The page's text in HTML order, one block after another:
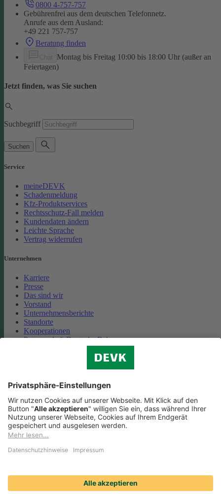
0800 4-757-757
Gebührenfrei aus dem deutschen Telefonnetz.
Anrufe aus dem Ausland:
+49 221 757-757
Beratung finden
Montag bis Freitag 10:00 bis 18:00 Uhr (außer an
Feiertagen)
Jetzt finden, was Sie suchen
Suchbegriff
Suchen
Service
meineDEVK
Schadenmeldung
Kfz-Produktservices
Rechtsschutz-Fall melden
Kundendaten ändern
Leichte Sprache
Vertrag widerrufen
Unternehmen
Karriere
Presse
Das sind wir
Vorstand
Unternehmensberichte
Standorte
Kooperationen
Partnerschaft Deutsche Bahn
Cookie-Einstellungen
Datenschutz
Impressum
Streitbeilegung
Nutzungshinweise
Compliance